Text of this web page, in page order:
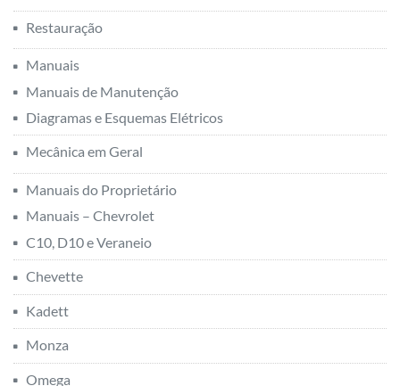
Restauração
Manuais
Manuais de Manutenção
Diagramas e Esquemas Elétricos
Mecânica em Geral
Manuais do Proprietário
Manuais – Chevrolet
C10, D10 e Veraneio
Chevette
Kadett
Monza
Omega